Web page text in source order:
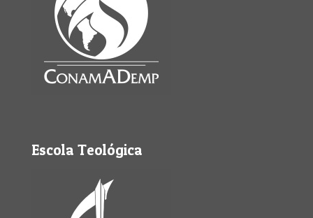
Escola Teológica